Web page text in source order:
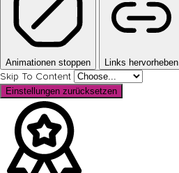
Animationen stoppen Links hervorheben
Skip To Content
Einstellungen zurücksetzen